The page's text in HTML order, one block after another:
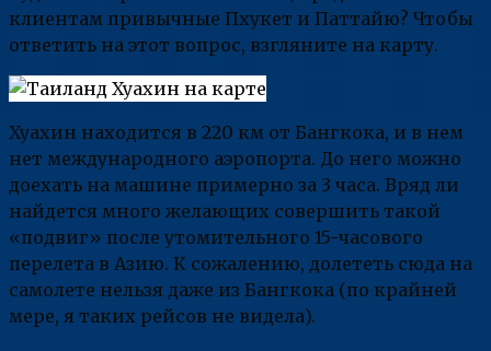
клиентам привычные Пхукет и Паттайю? Чтобы
ответить на этот вопрос, взгляните на карту.
Хуахин находится в 220 км от Бангкока, и в нем
нет международного аэропорта. До него можно
доехать на машине примерно за 3 часа. Вряд ли
найдется много желающих совершить такой
«подвиг» после утомительного 15-часового
перелета в Азию. К сожалению, долететь сюда на
самолете нельзя даже из Бангкока (по крайней
мере, я таких рейсов не видела).